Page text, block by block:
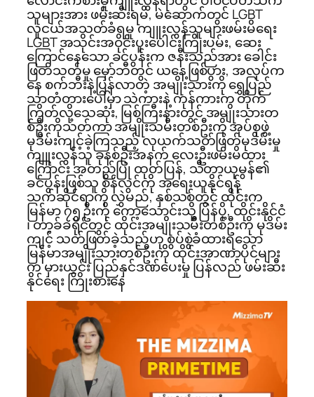
သူများအား ဖမ်းဆီးရမိ, မဲဆောက်တွင် LGBT
လူငယ်အသတ်ခံရမှု ကျူးလွန်သူများဖမ်းမိရေး
LGBT အသိုင်းအဝိုင်းပူးပေါင်းကြိုးပမ်း, ဆေး
ကြောင်နေသော ခင်ပွန်းက ဇနီးသည်အား ခေါင်း
ဖြတ်သတ်မှု မှော်ဘီတွင် ယနေ့ဖြစ်ပွား, အလုပ်က
နေ စက်ဘီးနဲ့ပြန်လာတဲ့ အမျိုးသားကို ရွှေပြည်
သာတံတားပေါ်မှာ သဲကားနဲ့ ကုန်ကားက တိုက်
ကြိတ်လို့သေဆုံး, မြစ်ကြီးနားတွင် အမျိုးသားတ
စ်ဦးကိုသတ်ကာ အမျိုးသမီးတစ်ဦးကို အုပ်စုဖွဲ့
မုဒိမ်းကျင့်ခဲ့ကြသည့် လုယက်သတ်ဖြတ်မုဒိမ်းမှု
ကျူးလွန်သူ ခုနစ်ဦးအနက် လေးဦးဖမ်းမိထား
ကြောင်း အတည်ပြု ထုတ်ပြန်, သီတာယုမွန်၏
ခင်ပွန်းဖြစ်သူ စိန်လွင်ကို အရေးယူနိုင်ရန်
သက်ဆိုင်ရာကို လွှဲမည်, နှစ်သစ်တွင် ထိုင်းက
မြန်မာ ၇၅ ဦးကို ကော့သောင်းသို့ ပြန်ပို့, ထိုင်းနိုင်ငံ
၊ တာ့ခ်ခရိုင်တွင် ထိုင်းအမျိုးသမီးတစ်ဦးကို မုဒိမ်း
ကျင့် သတ်ဖြတ်ခဲ့သည်ဟု စွပ်စွဲခံထားရသော
မြန်မာအမျိုးသားတစ်ဦးကို ထိုင်းအာဏာပိုင်များ
က မှားယွင်း ပြည်နှင်ဒဏ်ပေးမှု ပြန်လည် ဖမ်းဆီး
နိုင်ရေး ကြိုးစားနေ